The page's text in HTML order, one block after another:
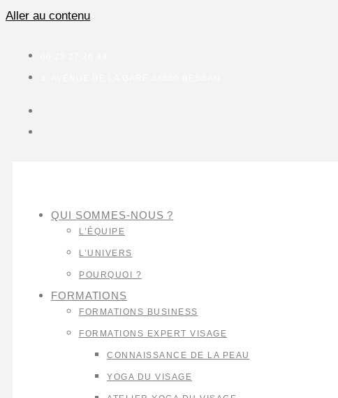
Aller au contenu
QUI SOMMES-NOUS ?
L’ÉQUIPE
L’UNIVERS
POURQUOI ?
FORMATIONS
FORMATIONS BUSINESS
FORMATIONS EXPERT VISAGE
CONNAISSANCE DE LA PEAU
YOGA DU VISAGE